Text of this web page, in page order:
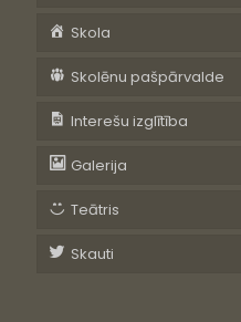
Skola
Skolēnu pašpārvalde
Interešu izglītība
Galerija
Teātris
Skauti